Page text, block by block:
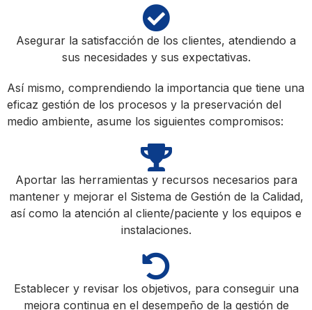
Asegurar la satisfacción de los clientes, atendiendo a
sus necesidades y sus expectativas.
Así mismo, comprendiendo la importancia que tiene una
eficaz gestión de los procesos y la preservación del
medio ambiente, asume los siguientes compromisos:
Aportar las herramientas y recursos necesarios para
mantener y mejorar el Sistema de Gestión de la Calidad,
así como la atención al cliente/paciente y los equipos e
instalaciones.
Establecer y revisar los objetivos, para conseguir una
mejora continua en el desempeño de la gestión de